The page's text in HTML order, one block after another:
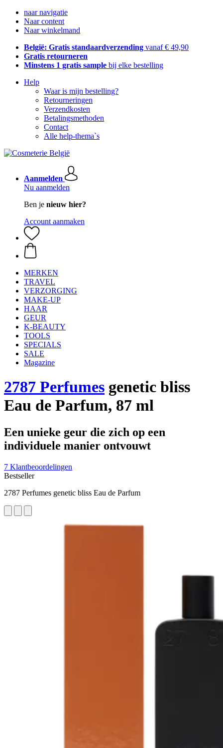
naar navigatie
Naar content
Naar winkelmand
België: Gratis standaardverzending vanaf € 49,90
Gratis retourneren
Minstens 1 gratis sample bij elke bestelling
Help
Waar is mijn bestelling?
Retourneringen
Verzendkosten
Betalingsmethoden
Contact
Alle help-thema`s
Aanmelden
Nu aanmelden
Ben je nieuw hier?
Account aanmaken
MERKEN
TRAVEL
VERZORGING
MAKE-UP
HAAR
GEUR
K-BEAUTY
TOOLS
SPECIALS
SALE
Magazine
2787 Perfumes genetic bliss
Eau de Parfum, 87 ml
Een unieke geur die zich op een
individuele manier ontvouwt
7 Klantbeoordelingen
Bestseller
2787 Perfumes genetic bliss Eau de Parfum